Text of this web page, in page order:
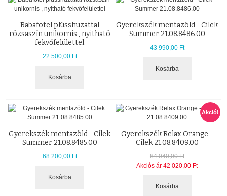
Babafotel plüsshuzattal
rózsaszín unikornis , nyitható
fekvőfelülettel
22 500,00 Ft
Kosárba
Gyerekszék mentazöld - Cilek
Summer 21.08.8486.00
43 990,00 Ft
Kosárba
Gyerekszék mentazöld - Cilek
Summer 21.08.8485.00
68 200,00 Ft
Kosárba
Akció!
Gyerekszék Relax Orange -
Cilek 21.08.8409.00
84 040,00 Ft
Akciós ár 42 020,00 Ft
Kosárba